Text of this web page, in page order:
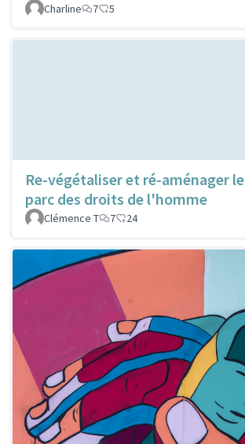
Charline
7 5
Re-végétaliser et ré-aménager le
parc des droits de l'homme
Clémence T
7 24